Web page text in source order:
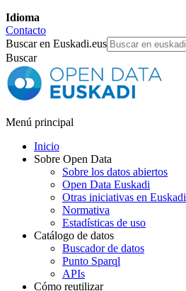
Idioma
Contacto
Buscar en Euskadi.eus
Buscar
Menú principal
Inicio
Sobre Open Data
Sobre los datos abiertos
Open Data Euskadi
Otras iniciativas en Euskadi
Normativa
Estadísticas de uso
Catálogo de datos
Buscador de datos
Punto Sparql
APIs
Cómo reutilizar